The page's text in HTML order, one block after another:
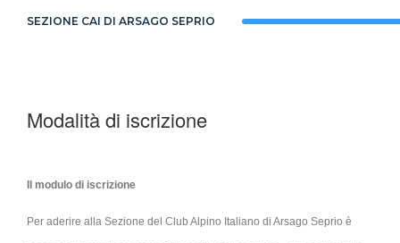
SEZIONE CAI DI ARSAGO SEPRIO
Modalità di iscrizione
Il modulo di iscrizione
Per aderire alla Sezione del Club Alpino Italiano di Arsago Seprio è